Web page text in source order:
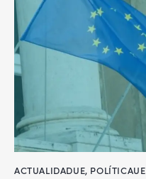
ACTUALIDADUE, POLÍTICAUE